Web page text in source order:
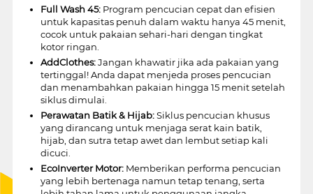
Full Wash 45:Program pencucian cepat dan efisien
untuk kapasitas penuh dalam waktu hanya 45 menit,
cocok untuk pakaian sehari-hari dengan tingkat
kotor ringan.
AddClothes:Jangan khawatir jika ada pakaian yang
tertinggal! Anda dapat menjeda proses pencucian
dan menambahkan pakaian hingga 15 menit setelah
siklus dimulai.
Perawatan Batik & Hijab:Siklus pencucian khusus
yang dirancang untuk menjaga serat kain batik,
hijab, dan sutra tetap awet dan lembut setiap kali
dicuci.
EcoInverter Motor:Memberikan performa pencucian
yang lebih bertenaga namun tetap tenang, serta